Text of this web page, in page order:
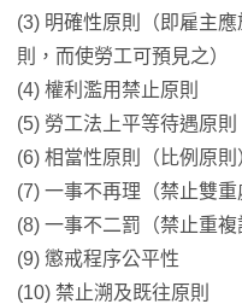
(3) 明確性原則（即雇主
則，而使勞工可預見之）
(4) 權利濫用禁止原則
(5) 勞工法上平等待遇原則
(6) 相當性原則（比例原則
(7) 一事不再理（禁止雙重
(8) 一事不二罰（禁止重複
(9) 懲戒程序公平性
(10) 禁止溯及既往原則